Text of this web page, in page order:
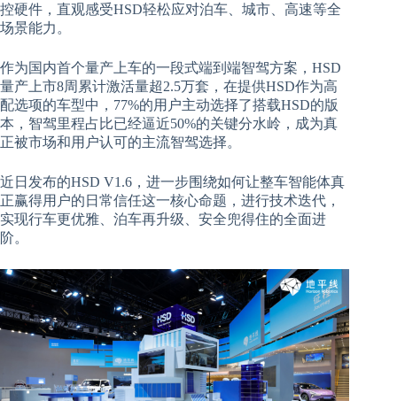
控硬件，直观感受HSD轻松应对泊车、城市、高速等全
场景能力。
作为国内首个量产上车的一段式端到端智驾方案，HSD
量产上市8周累计激活量超2.5万套，在提供HSD作为高
配选项的车型中，77%的用户主动选择了搭载HSD的版
本，智驾里程占比已经逼近50%的关键分水岭，成为真
正被市场和用户认可的主流智驾选择。
近日发布的HSD V1.6，进一步围绕如何让整车智能体真
正赢得用户的日常信任这一核心命题，进行技术迭代，
实现行车更优雅、泊车再升级、安全兜得住的全面进
阶。